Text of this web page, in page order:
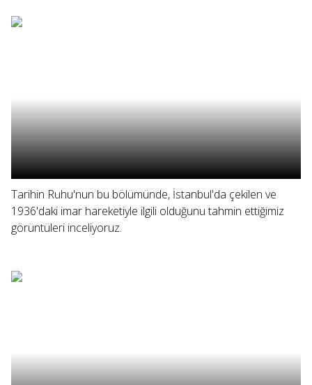
Tarihin Ruhu'nun bu bölümünde, İstanbul'da çekilen ve
1936'daki imar hareketiyle ilgili olduğunu tahmin ettiğimiz
görüntüleri inceliyoruz.